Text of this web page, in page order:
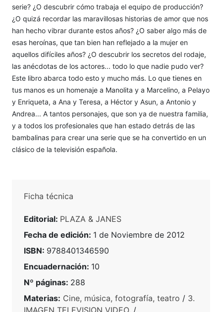
serie? ¿O descubrir cómo trabaja el equipo de producción?
¿O quizá recordar las maravillosas historias de amor que nos
han hecho vibrar durante estos años? ¿O saber algo más de
esas heroínas, que tan bien han reflejado a la mujer en
aquellos difíciles años? ¿O descubrir los secretos del rodaje,
las anécdotas de los actores... todo lo que nadie pudo ver?
Este libro abarca todo esto y mucho más. Lo que tienes en
tus manos es un homenaje a Manolita y a Marcelino, a Pelayo
y Enriqueta, a Ana y Teresa, a Héctor y Asun, a Antonio y
Andrea... A tantos personajes, que son ya de nuestra familia,
y a todos los profesionales que han estado detrás de las
bambalinas para crear una serie que se ha convertido en un
clásico de la televisión española.
Ficha técnica
Editorial: PLAZA & JANES
Fecha de edición: 1 de Noviembre de 2012
ISBN: 9788401346590
Encuadernación: 10
Nº páginas: 288
Materias: Cine, música, fotografía, teatro / 3.